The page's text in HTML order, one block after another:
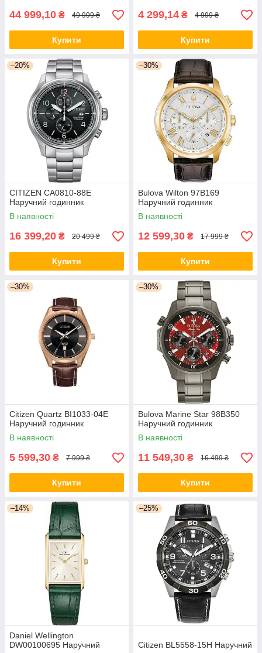
44 999,10 ₴ 49 999 ₴
Купити
4 299,14 ₴ 4 999 ₴
Купити
–20%
CITIZEN CA0810-88E
Наручний годинник
В наявності
16 399,20 ₴ 20 499 ₴
Купити
–30%
Bulova Wilton 97B169
Наручний годинник
В наявності
12 599,30 ₴ 17 999 ₴
Купити
–30%
Citizen Quartz BI1033-04E
Наручний годинник
В наявності
5 599,30 ₴ 7 999 ₴
Купити
–30%
Bulova Marine Star 98B350
Наручний годинник
В наявності
11 549,30 ₴ 16 499 ₴
Купити
–14%
Daniel Wellington
DW00100695 Наручний
–25%
Citizen BL5558-15H Наручний